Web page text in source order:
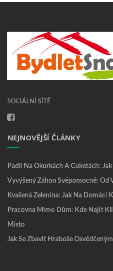
SOCIÁLNÍ SÍTĚ
NEJNOVĚJŠÍ ČLÁNKY
Padlí Na Okurkách A Cuketách:
Vyvýšený Záhon Svépomocně: Od
Kvašená Zelenina: Jak Na Domácí
Pracovna Mimo Dům: Kde Najít
Místo
Jak Se Zbavit Hraboše